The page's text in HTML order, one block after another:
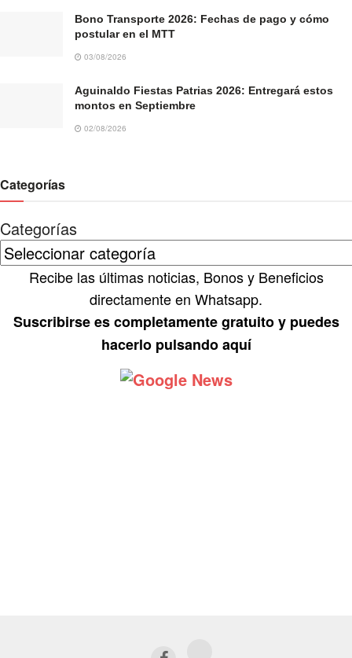
Bono Transporte 2026: Fechas de pago y cómo
postular en el MTT
03/08/2026
Aguinaldo Fiestas Patrias 2026: Entregará estos
montos en Septiembre
02/08/2026
Categorías
Categorías
Recibe las últimas noticias, Bonos y Beneficios
directamente en Whatsapp.
Suscribirse es completamente gratuito y puedes
hacerlo pulsando aquí